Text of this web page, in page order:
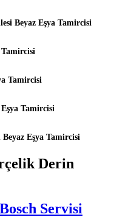
Beyaz Eşya Tamircisi
Tamircisi
Tamircisi
Tamircisi
Eşya Tamircisi
Derin
Servisi